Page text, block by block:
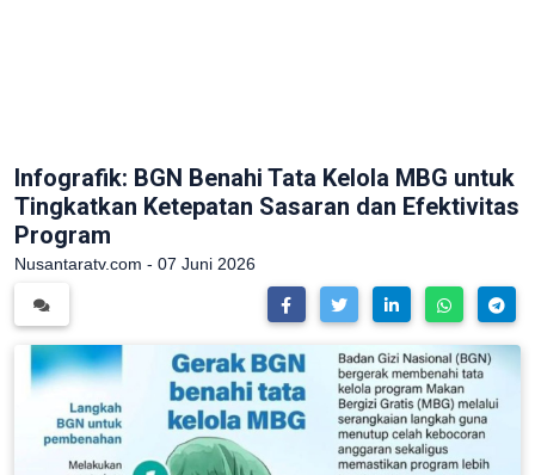
Infografik: BGN Benahi Tata Kelola MBG untuk
Tingkatkan Ketepatan Sasaran dan Efektivitas
Program
Nusantaratv.com - 07 Juni 2026